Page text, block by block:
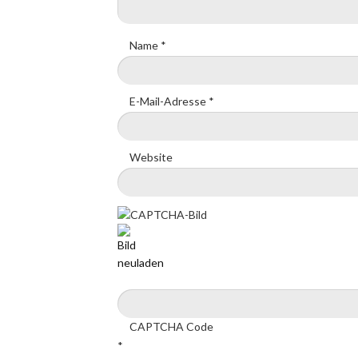
Name *
E-Mail-Adresse *
Website
CAPTCHA Code
*